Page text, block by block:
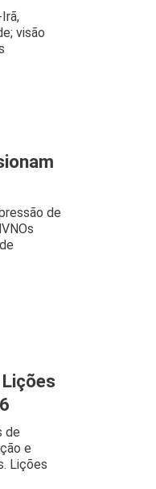
visão
de
de
e
Lições